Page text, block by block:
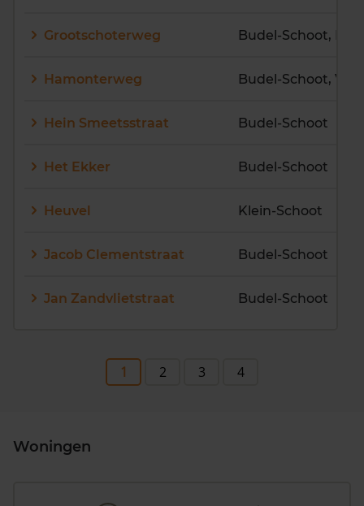
Grootschoterweg Budel-Schoot,
Hamonterweg
Hein Smeetsstraat Budel-Schoot
Het Ekker Budel-Schoot
Heuvel Klein-Schoot
Jacob Clementstraat Budel-Schoot
Jan Zandvlietstraat Budel-Schoot
1 2 3 4
Woningen